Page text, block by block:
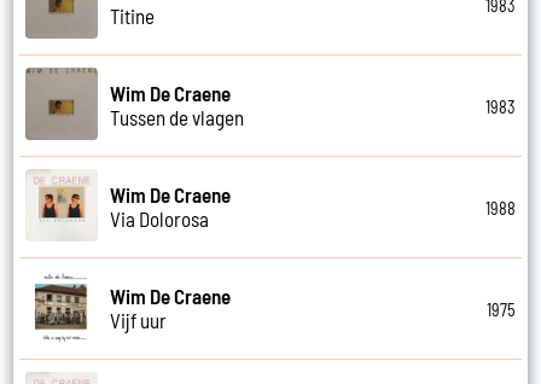
Titine
1983
Wim De Craene
Tussen de vlagen
1983
Wim De Craene
Via Dolorosa
1988
Wim De Craene
Vijf uur
1975